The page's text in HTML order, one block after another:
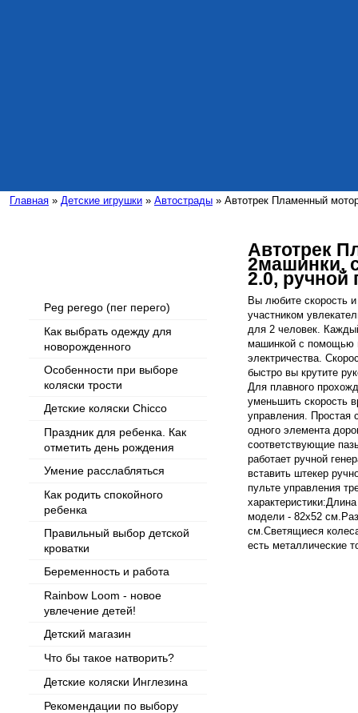
Главная » Детские игрушки » Автострады » Автотрек Пламенный
Peg perego (пег перего)
Как выбрать одежду для
новорожденного
Особенности при выборе
коляски трости
Детские коляски Chicco
Праздник для ребенка. Как
отметить день рождения
Умение расслабляться
Как родить спокойного
ребенка
Правильный выбор детской
кроватки
Беременность и работа
Rainbow Loom - новое
увлечение детей!
Детский магазин
Что бы такое натворить?
Детские коляски Инглезина
Рекомендации по выбору
Автотрек
2машинки,
2.0, ручной
Вы любите скорость
участником
для 2 человек.
машинкой с помощью
электричества.
быстро вы крутите
Для плавного
уменьшить скорость
управления. Простая
одного элемента
соответствующие
работает ручной
вставить штекер
пульте управления
модели - 82x52
см.Светящиеся
есть металлические